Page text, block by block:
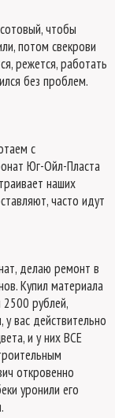
чтобы
потом свекрови
режется, работать
без проблем.
с
Юг-Ойл-Пласта
наших
часто идут
делаю ремонт в
Купил материала
рублей,
вас действительно
и у них ВСЕ
откровенно
уронили его